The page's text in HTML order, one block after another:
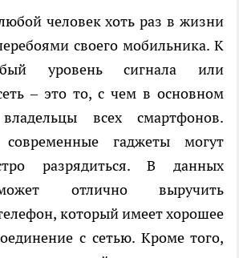
человек хоть раз в жизни
своего мобильника. К
уровень сигнала или
– это то, с чем в основном
владельцы всех смартфонов.
гаджеты могут
разрядиться. В данных
отлично выручить
который имеет хорошее
с сетью. Кроме того,